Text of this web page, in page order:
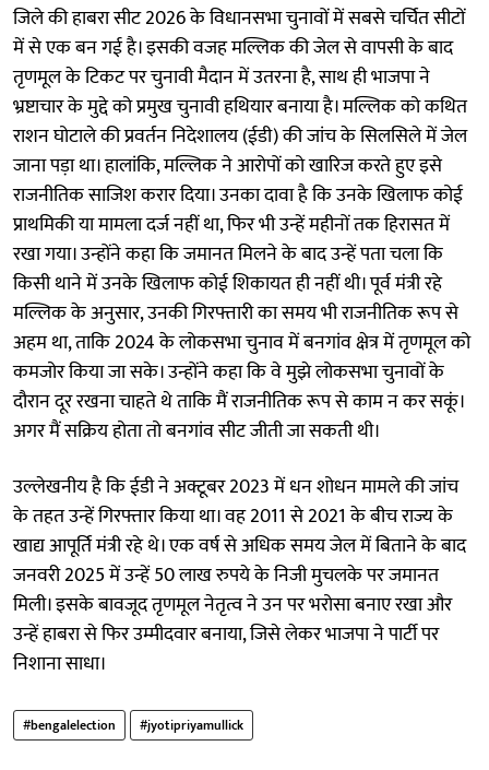
जिले की हाबरा सीट 2026 के विधानसभा चुनावों में सबसे चर्चित सीटों
में से एक बन गई है। इसकी वजह मल्लिक की जेल से वापसी के बाद
तृणमूल के टिकट पर चुनावी मैदान में उतरना है, साथ ही भाजपा ने
भ्रष्टाचार के मुद्दे को प्रमुख चुनावी हथियार बनाया है। मल्लिक को कथित
राशन घोटाले की प्रवर्तन निदेशालय (ईडी) की जांच के सिलसिले में जेल
जाना पड़ा था। हालांकि, मल्लिक ने आरोपों को खारिज करते हुए इसे
राजनीतिक साजिश करार दिया। उनका दावा है कि उनके खिलाफ कोई
प्राथमिकी या मामला दर्ज नहीं था, फिर भी उन्हें महीनों तक हिरासत में
रखा गया। उन्होंने कहा कि जमानत मिलने के बाद उन्हें पता चला कि
किसी थाने में उनके खिलाफ कोई शिकायत ही नहीं थी। पूर्व मंत्री रहे
मल्लिक के अनुसार, उनकी गिरफ्तारी का समय भी राजनीतिक रूप से
अहम था, ताकि 2024 के लोकसभा चुनाव में बनगांव क्षेत्र में तृणमूल को
कमजोर किया जा सके। उन्होंने कहा कि वे मुझे लोकसभा चुनावों के
दौरान दूर रखना चाहते थे ताकि मैं राजनीतिक रूप से काम न कर सकूं।
अगर मैं सक्रिय होता तो बनगांव सीट जीती जा सकती थी।
उल्लेखनीय है कि ईडी ने अक्टूबर 2023 में धन शोधन मामले की जांच
के तहत उन्हें गिरफ्तार किया था। वह 2011 से 2021 के बीच राज्य के
खाद्य आपूर्ति मंत्री रहे थे। एक वर्ष से अधिक समय जेल में बिताने के बाद
जनवरी 2025 में उन्हें 50 लाख रुपये के निजी मुचलके पर जमानत
मिली। इसके बावजूद तृणमूल नेतृत्व ने उन पर भरोसा बनाए रखा और
उन्हें हाबरा से फिर उम्मीदवार बनाया, जिसे लेकर भाजपा ने पार्टी पर
निशाना साधा।
#bengalelection #jyotipriyamullick